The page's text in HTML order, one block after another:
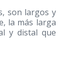
son largos y
la más larga
y distal que